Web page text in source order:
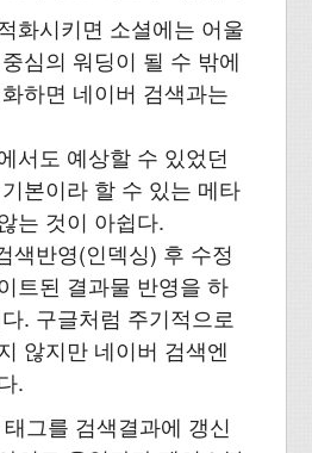
화시키면 소셜에는 어울
심의 워딩이 될 수 밖에
하면 네이버 검색과는
서도 예상할 수 있었던
본이라 할 수 있는 메타
는 것이 아쉽다.
색반영(인덱싱) 후 수정
트된 결과물 반영을 하
. 구글처럼 주기적으로
않지만 네이버 검색엔
.
그를 검색결과에 갱신